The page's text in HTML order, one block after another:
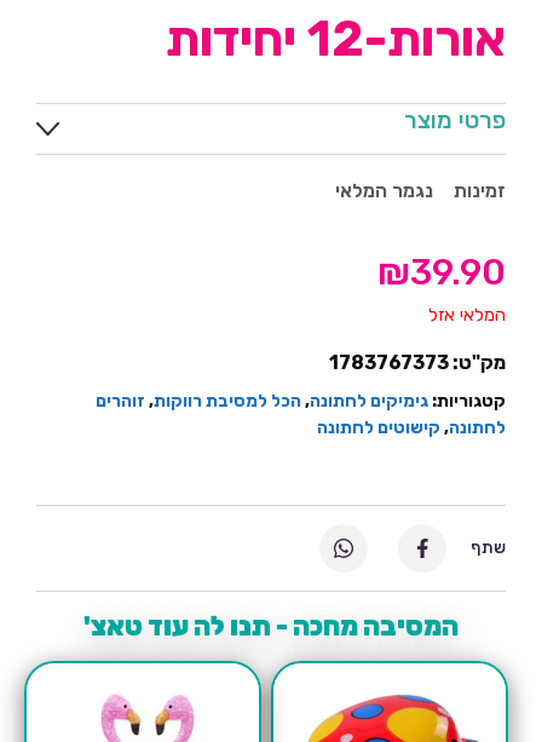
אורות-12 יחידות
פרטי מוצר
זמינות נגמר המלאי
₪39.90
המלאי אזל
מק"ט: 1783767373
קטגוריות: גימיקים לחתונה,הכל למסיבת רווקות, זוהרים
לחתונה, קישוטים לחתונה
המסיבה מחכה - תנו לה עוד טאצ'
שתף